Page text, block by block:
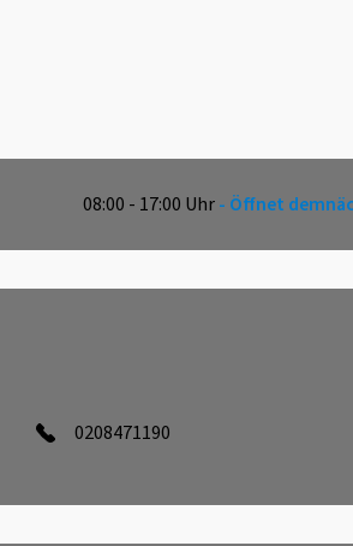
08:00 - 17:00 Uhr- Öffnet
0208471190